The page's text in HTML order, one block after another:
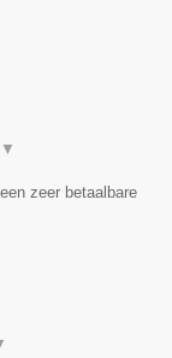
▼
zeer betaalbare